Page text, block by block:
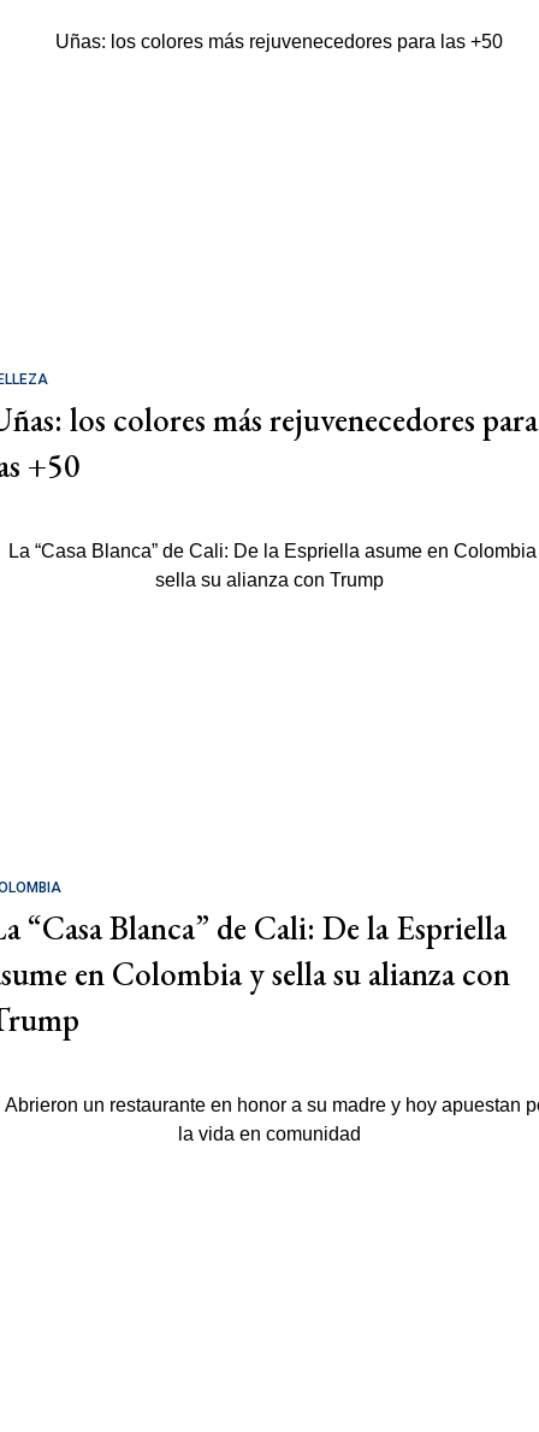
los colores más rejuvenecedores para
+50
“Casa Blanca” de Cali: De la Espriella
en Colombia y sella su alianza con